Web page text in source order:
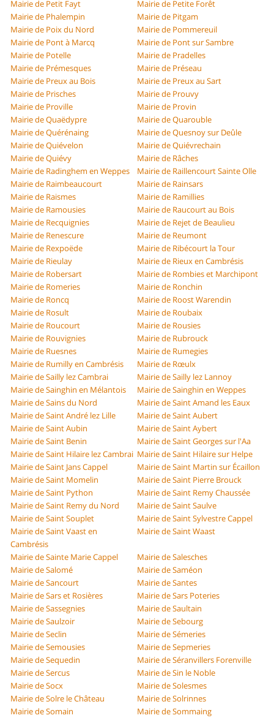
Mairie de Petit Fayt
Mairie de Petite Forêt
Mairie de Phalempin
Mairie de Pitgam
Mairie de Poix du Nord
Mairie de Pommereuil
Mairie de Pont à Marcq
Mairie de Pont sur Sambre
Mairie de Potelle
Mairie de Pradelles
Mairie de Prémesques
Mairie de Préseau
Mairie de Preux au Bois
Mairie de Preux au Sart
Mairie de Prisches
Mairie de Prouvy
Mairie de Proville
Mairie de Provin
Mairie de Quaëdypre
Mairie de Quarouble
Mairie de Quérénaing
Mairie de Quesnoy sur Deûle
Mairie de Quiévelon
Mairie de Quiévrechain
Mairie de Quiévy
Mairie de Râches
Mairie de Radinghem en Weppes
Mairie de Raillencourt Sainte Olle
Mairie de Raimbeaucourt
Mairie de Rainsars
Mairie de Raismes
Mairie de Ramillies
Mairie de Ramousies
Mairie de Raucourt au Bois
Mairie de Recquignies
Mairie de Rejet de Beaulieu
Mairie de Renescure
Mairie de Reumont
Mairie de Rexpoëde
Mairie de Ribécourt la Tour
Mairie de Rieulay
Mairie de Rieux en Cambrésis
Mairie de Robersart
Mairie de Rombies et Marchipont
Mairie de Romeries
Mairie de Ronchin
Mairie de Roncq
Mairie de Roost Warendin
Mairie de Rosult
Mairie de Roubaix
Mairie de Roucourt
Mairie de Rousies
Mairie de Rouvignies
Mairie de Rubrouck
Mairie de Ruesnes
Mairie de Rumegies
Mairie de Rumilly en Cambrésis
Mairie de Rœulx
Mairie de Sailly lez Cambrai
Mairie de Sailly lez Lannoy
Mairie de Sainghin en Mélantois
Mairie de Sainghin en Weppes
Mairie de Sains du Nord
Mairie de Saint Amand les Eaux
Mairie de Saint André lez Lille
Mairie de Saint Aubert
Mairie de Saint Aubin
Mairie de Saint Aybert
Mairie de Saint Benin
Mairie de Saint Georges sur l'Aa
Mairie de Saint Hilaire lez Cambrai Mairie de Saint Hilaire sur Helpe
Mairie de Saint Jans Cappel
Mairie de Saint Martin sur Écaillon
Mairie de Saint Momelin
Mairie de Saint Pierre Brouck
Mairie de Saint Python
Mairie de Saint Remy Chaussée
Mairie de Saint Remy du Nord
Mairie de Saint Saulve
Mairie de Saint Souplet
Mairie de Saint Sylvestre Cappel
Mairie de Saint Vaast en
Cambrésis
Mairie de Saint Waast
Mairie de Sainte Marie Cappel
Mairie de Salesches
Mairie de Salomé
Mairie de Saméon
Mairie de Sancourt
Mairie de Santes
Mairie de Sars et Rosières
Mairie de Sars Poteries
Mairie de Sassegnies
Mairie de Saultain
Mairie de Saulzoir
Mairie de Sebourg
Mairie de Seclin
Mairie de Sémeries
Mairie de Semousies
Mairie de Sepmeries
Mairie de Sequedin
Mairie de Séranvillers Forenville
Mairie de Sercus
Mairie de Sin le Noble
Mairie de Socx
Mairie de Solesmes
Mairie de Solre le Château
Mairie de Solrinnes
Mairie de Somain
Mairie de Sommaing